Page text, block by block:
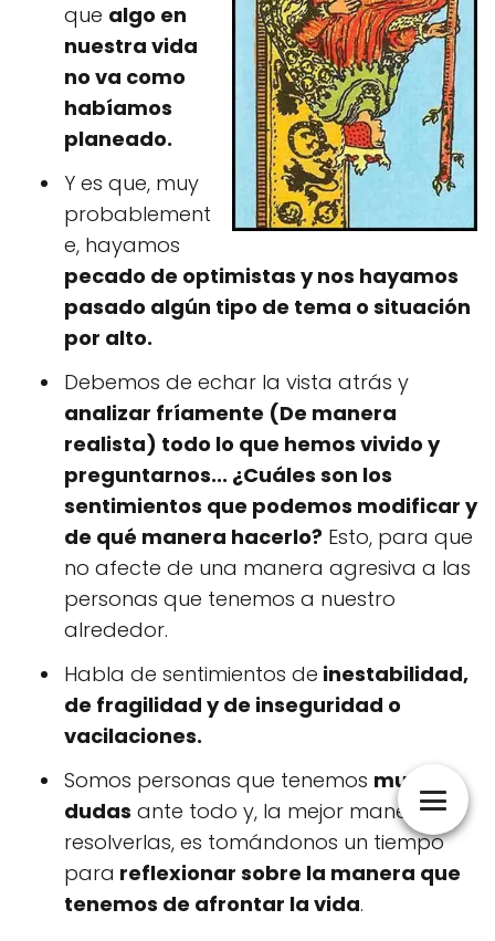
que algo en
nuestra vida
no va como
habíamos
planeado.
Y es que, muy
probablement
e, hayamos
pecado de optimistas y nos hayamos
pasado algún tipo de tema o situación
por alto.
Debemos de echar la vista atrás y
analizar fríamente (De manera
realista) todo lo que hemos vivido y
preguntarnos... ¿Cuáles son los
sentimientos que podemos modificar y
de qué manera hacerlo? Esto, para que
no afecte de una manera agresiva a las
personas que tenemos a nuestro
alrededor.
Habla de sentimientos de inestabilidad,
de fragilidad y de inseguridad o
vacilaciones.
Somos personas que tenemos muchas
dudas ante todo y, la mejor manera de
resolverlas, es tomándonos un tiempo
para reflexionar sobre la manera que
tenemos de afrontar la vida.